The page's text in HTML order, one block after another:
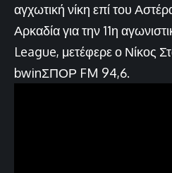
αγχωτική νίκη επί του
Αρκαδία για την 11η
League, μετέφερε ο Νίκος
bwinΣΠΟΡ FM 94,6.